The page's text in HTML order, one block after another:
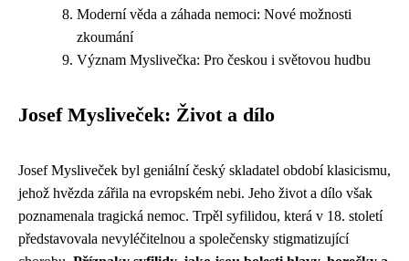
Moderní věda a záhada nemoci: Nové možnosti
zkoumání
Význam Myslivečka: Pro českou i světovou hudbu
Josef Mysliveček: Život a dílo
Josef Mysliveček byl geniální český skladatel období klasicismu,
jehož hvězda zářila na evropském nebi. Jeho život a dílo však
poznamenala tragická nemoc. Trpěl syfilidou, která v 18. století
představovala nevyléčitelnou a společensky stigmatizující